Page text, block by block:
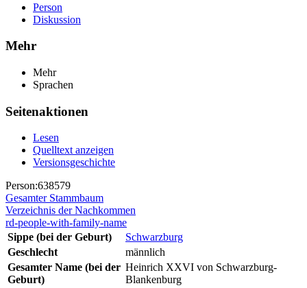
Person
Diskussion
Mehr
Mehr
Sprachen
Seitenaktionen
Lesen
Quelltext anzeigen
Versionsgeschichte
Person:638579
Gesamter Stammbaum
Verzeichnis der Nachkommen
rd-people-with-family-name
Sippe (bei der Geburt)
Schwarzburg
Geschlecht
männlich
Gesamter Name (bei der
Geburt)
Heinrich XXVI von Schwarzburg-
Blankenburg